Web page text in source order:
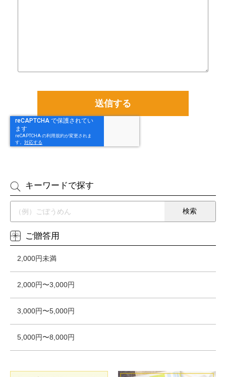
キーワードで探す
ご贈答用
2,000円未満
2,000円〜3,000円
3,000円〜5,000円
5,000円〜8,000円